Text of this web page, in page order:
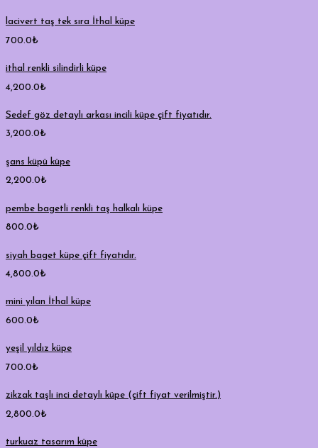
lacivert taş tek sıra İthal küpe
700.0₺
ithal renkli silindirli küpe
4,200.0₺
Sedef göz detaylı arkası incili küpe çift fiyatıdır.
3,200.0₺
şans küpü küpe
2,200.0₺
pembe bagetli renkli taş halkalı küpe
800.0₺
siyah baget küpe çift fiyatıdır.
4,800.0₺
mini yılan İthal küpe
600.0₺
yeşil yıldız küpe
700.0₺
zikzak taşlı inci detaylı küpe (çift fiyat verilmiştir.)
2,800.0₺
turkuaz tasarım küpe